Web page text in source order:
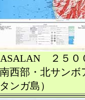
２５０
西部・北サン
ンガ島）